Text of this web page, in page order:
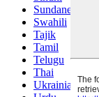
Sundanese
Swahili
Tajik
Tamil
Telugu
Thai
Ukrainian